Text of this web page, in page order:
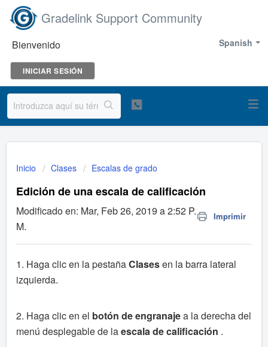
Gradelink Support Community
Spanish
Bienvenido
INICIAR SESIÓN
Inicio Clases Escalas de grado
Edición de una escala de calificación
Imprimir
Modificado en: Mar, Feb 26, 2019 a 2:52 P.
M.
1. Haga clic en la pestañaClasesen la barra lateral
izquierda.
2. Haga clic en el botón de engranajea la derecha del
menú desplegable de laescala de calificación .